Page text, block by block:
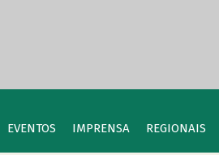
EVENTOS IMPRENSA REGIONAIS